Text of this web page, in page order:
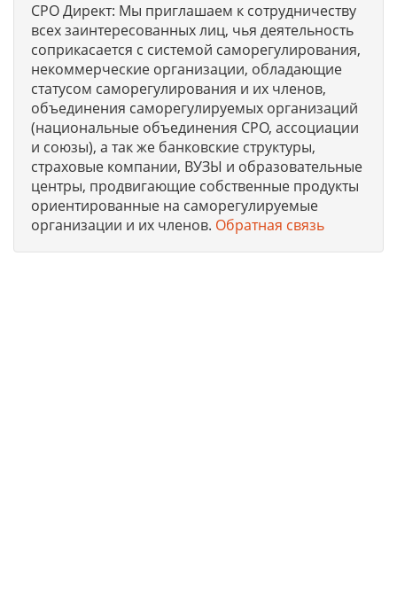
СРО Директ: Мы приглашаем к сотрудничеству
всех заинтересованных лиц, чья деятельность
соприкасается с системой саморегулирования,
некоммерческие организации, обладающие
статусом саморегулирования и их членов,
объединения саморегулируемых организаций
(национальные объединения СРО, ассоциации
и союзы), а так же банковские структуры,
страховые компании, ВУЗЫ и образовательные
центры, продвигающие собственные продукты
ориентированные на саморегулируемые
организации и их членов. Обратная связь